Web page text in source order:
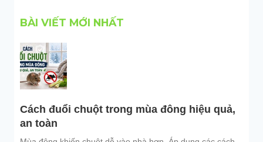
BÀI VIẾT MỚI NHẤT
Cách đuổi chuột trong mùa đông hiệu quả,
an toàn